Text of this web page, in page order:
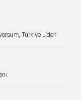
Türkiye Lideri